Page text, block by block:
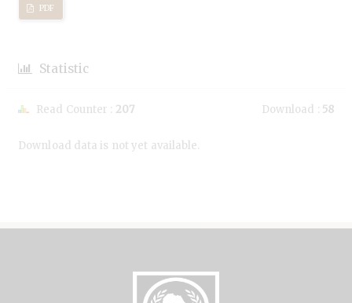
PDF
Statistic
Read Counter : 207 Download : 58
Download data is not yet available.